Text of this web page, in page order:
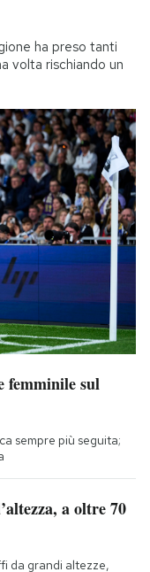
ha preso tanti
volta rischiando un
femminile sul
sempre più seguita;
a oltre 70
da grandi altezze,